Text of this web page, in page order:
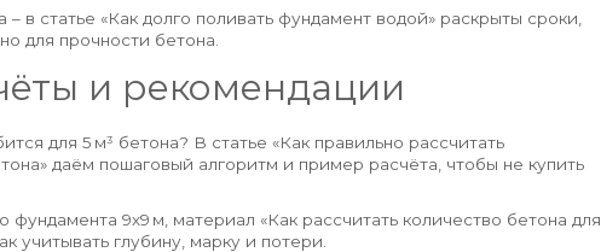
в статье «Как долго поливать фундамент водой» раскрыты сроки,
для прочности бетона.
и рекомендации
для 5 м³ бетона? В статье «Как правильно рассчитать
даём пошаговый алгоритм и пример расчёта, чтобы не купить
9х9 м, материал «Как рассчитать количество бетона для
учитывать глубину, марку и потери.